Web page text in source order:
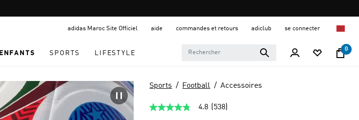
promotion
adidas Maroc Site Officiel aide commandes et retours adiclub se connecter
ENFANTS SPORTS LIFESTYLE
0
Sports Football Accessoires
4.8
4.8 (538)